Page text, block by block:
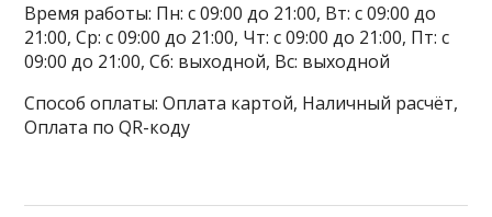
Время работы: Пн: с 09:00 до 21:00, Вт: с 09:00 до
21:00, Ср: с 09:00 до 21:00, Чт: с 09:00 до 21:00, Пт: с
09:00 до 21:00, Сб: выходной, Вс: выходной
Способ оплаты: Оплата картой, Наличный расчёт,
Оплата по QR-коду